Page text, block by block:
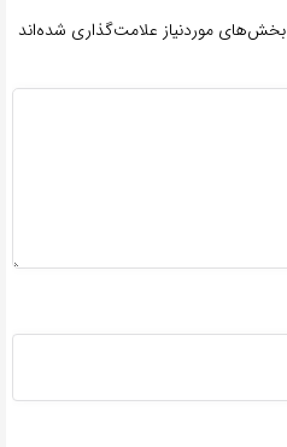
بخش‌های موردنیاز علامت‌گذاری شده‌اند